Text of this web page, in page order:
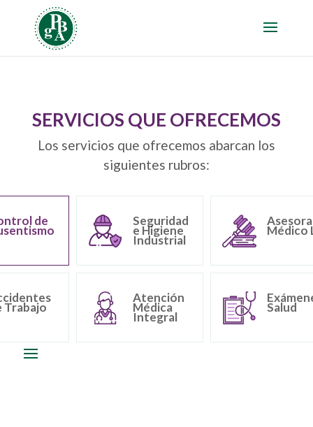
SERVICIOS QUE OFRECEMOS
Los servicios que ofrecemos abarcan los
siguientes rubros:
de Seguridad
e Higiene
Industrial
Médico
Trabajo
Atención
Médica
Integral
Salud